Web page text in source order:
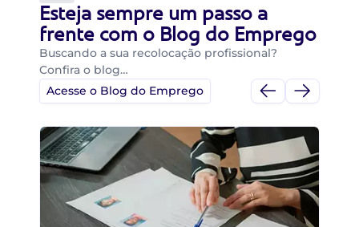
Esteja sempre um passo a
frente com o Blog do Emprego
Buscando a sua recolocação profissional?
Confira o blog…
Acesse o Blog do Emprego